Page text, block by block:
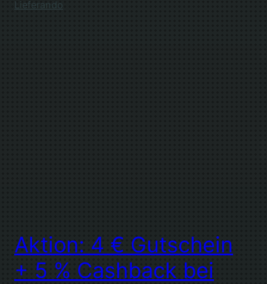
Aktion: 4 € Gutschein
+ 5 % Cashback bei